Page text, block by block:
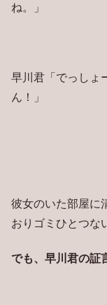
ね。」
早川君「でっしょ
ん！」
彼女のいた部屋に
おりゴミひとつな
でも、早川君の証